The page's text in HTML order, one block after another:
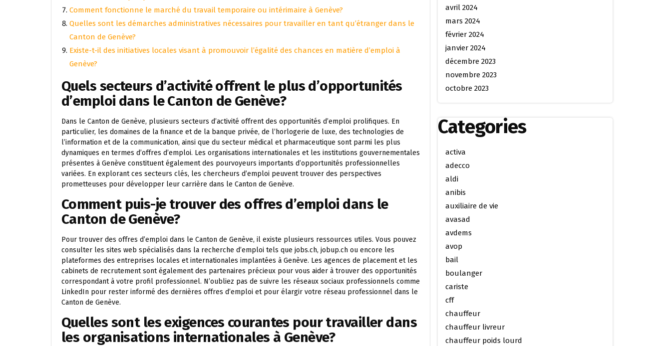
Comment fonctionne le marché du travail temporaire ou intérimaire à Genève?
Quelles sont les démarches administratives nécessaires pour travailler en tant qu’étranger dans le
Canton de Genève?
Existe-t-il des initiatives locales visant à promouvoir l’égalité des chances en matière d’emploi à
Genève?
Quels secteurs d’activité offrent le plus d’opportunités
d’emploi dans le Canton de Genève?
Dans le Canton de Genève, plusieurs secteurs d’activité offrent des opportunités d’emploi prolifiques. En
particulier, les domaines de la finance et de la banque privée, de l’horlogerie de luxe, des technologies de
l’information et de la communication, ainsi que du secteur médical et pharmaceutique sont parmi les plus
dynamiques en termes d’offres d’emploi. Les organisations internationales et les institutions gouvernementales
présentes à Genève constituent également des pourvoyeurs importants d’opportunités professionnelles
variées. En explorant ces secteurs clés, les chercheurs d’emploi peuvent trouver des perspectives
prometteuses pour développer leur carrière dans le Canton de Genève.
Comment puis-je trouver des offres d’emploi dans le
Canton de Genève?
Pour trouver des offres d’emploi dans le Canton de Genève, il existe plusieurs ressources utiles. Vous pouvez
consulter les sites web spécialisés dans la recherche d’emploi tels que jobs.ch, jobup.ch ou encore les
plateformes des entreprises locales et internationales implantées à Genève. Les agences de placement et les
cabinets de recrutement sont également des partenaires précieux pour vous aider à trouver des opportunités
correspondant à votre profil professionnel. N’oubliez pas de suivre les réseaux sociaux professionnels comme
LinkedIn pour rester informé des dernières offres d’emploi et pour élargir votre réseau professionnel dans le
Canton de Genève.
Quelles sont les exigences courantes pour travailler dans
les organisations internationales à Genève?
avril 2024
mars 2024
février 2024
janvier 2024
décembre 2023
novembre 2023
octobre 2023
Categories
activa
adecco
aldi
anibis
auxiliaire de vie
avasad
avdems
avop
bail
boulanger
cariste
cff
chauffeur
chauffeur livreur
chauffeur poids lourd